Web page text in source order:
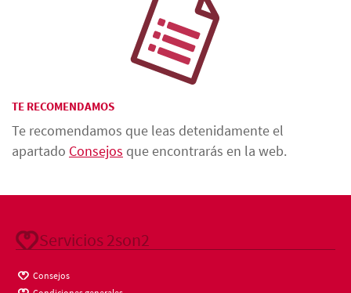
TE RECOMENDAMOS
Te recomendamos que leas detenidamente el
apartado Consejos que encontrarás en la web.
Servicios 2son2
Consejos